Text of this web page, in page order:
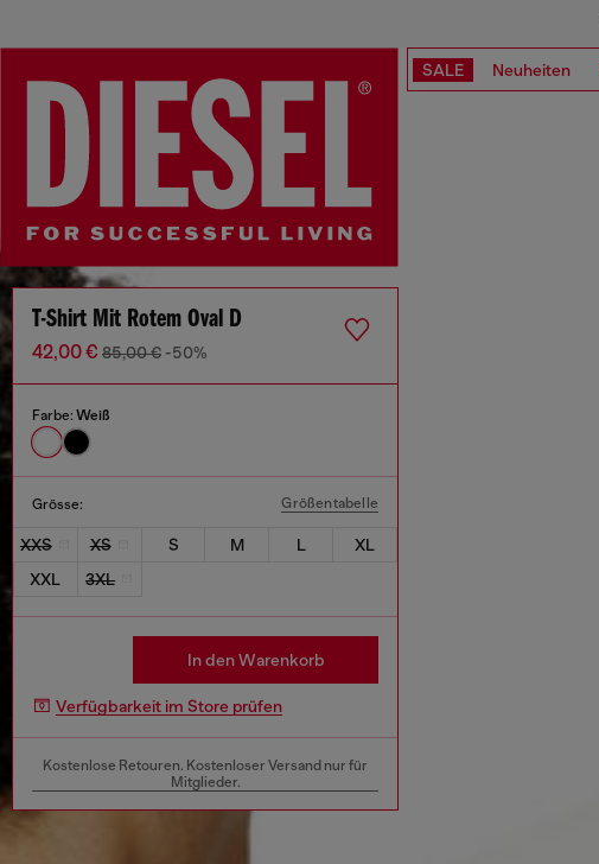
SALE Neuheiten
T-Shirt Mit Rotem Oval D
42,00 € 85,00 € -50%
Farbe: Weiß
Grösse: Größentabelle
XXS XS S M L
XL
XXL
3XL
In den Warenkorb
Verfügbarkeit im Store prüfen
Kostenlose Retouren. Kostenloser Versand nur für
Mitglieder.